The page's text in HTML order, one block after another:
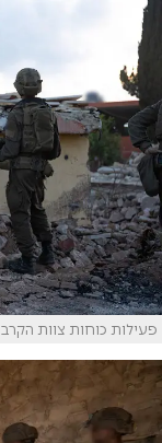
פעילות כוחות צוות